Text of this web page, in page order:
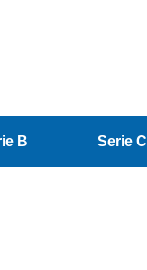
B Serie C